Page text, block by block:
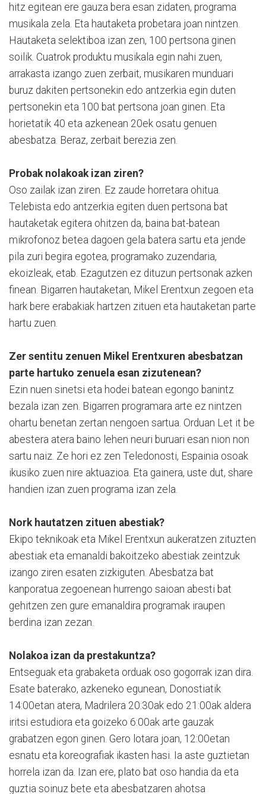
hitz egitean ere gauza bera esan zidaten, programa
musikala zela. Eta hautaketa probetara joan nintzen.
Hautaketa selektiboa izan zen, 100 pertsona ginen
soilik. Cuatrok produktu musikala egin nahi zuen,
arrakasta izango zuen zerbait, musikaren munduari
buruz dakiten pertsonekin edo antzerkia egin duten
pertsonekin eta 100 bat pertsona joan ginen. Eta
horietatik 40 eta azkenean 20ek osatu genuen
abesbatza. Beraz, zerbait berezia zen.
Probak nolakoak izan ziren?
Oso zailak izan ziren. Ez zaude horretara ohitua.
Telebista edo antzerkia egiten duen pertsona bat
hautaketak egitera ohitzen da, baina bat-batean
mikrofonoz betea dagoen gela batera sartu eta jende
pila zuri begira egotea, programako zuzendaria,
ekoizleak, etab. Ezagutzen ez dituzun pertsonak azken
finean. Bigarren hautaketan, Mikel Erentxun zegoen eta
hark bere erabakiak hartzen zituen eta hautaketan parte
hartu zuen.
Zer sentitu zenuen Mikel Erentxuren abesbatzan
parte hartuko zenuela esan zizutenean?
Ezin nuen sinetsi eta hodei batean egongo banintz
bezala izan zen. Bigarren programara arte ez nintzen
ohartu benetan zertan nengoen sartua. Orduan Let it be
abestera atera baino lehen neuri buruari esan nion non
sartu naiz. Ze hori ez zen Teledonosti, Espainia osoak
ikusiko zuen nire aktuazioa. Eta gainera, uste dut, share
handien izan zuen programa izan zela.
Nork hautatzen zituen abestiak?
Ekipo teknikoak eta Mikel Erentxun aukeratzen zituzten
abestiak eta emanaldi bakoitzeko abestiak zeintzuk
izango ziren esaten zizkiguten. Abesbatza bat
kanporatua zegoenean hurrengo saioan abesti bat
gehitzen zen gure emanaldira programak iraupen
berdina izan zezan.
Nolakoa izan da prestakuntza?
Entseguak eta grabaketa orduak oso gogorrak izan dira.
Esate baterako, azkeneko egunean, Donostiatik
14:00etan atera, Madrilera 20:30ak edo 21:00ak aldera
iritsi estudiora eta goizeko 6:00ak arte gauzak
grabatzen egon ginen. Gero lotara joan, 12:00etan
esnatu eta koreografiak ikasten hasi. Ia aste guztietan
horrela izan da. Izan ere, plato bat oso handia da eta
guztia soinuz bete eta abesbatzaren ahotsa